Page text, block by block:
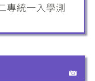
專統一入學測